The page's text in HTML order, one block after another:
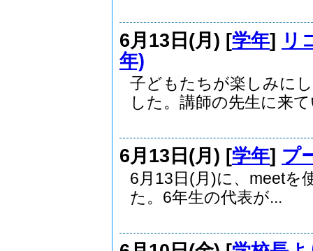
6月13日(月) [学年] リ
年)
子どもたちが楽しみに
した。講師の先生に来
6月13日(月) [学年] プ
6月13日(月)に、meetを
た。6年生の代表が...